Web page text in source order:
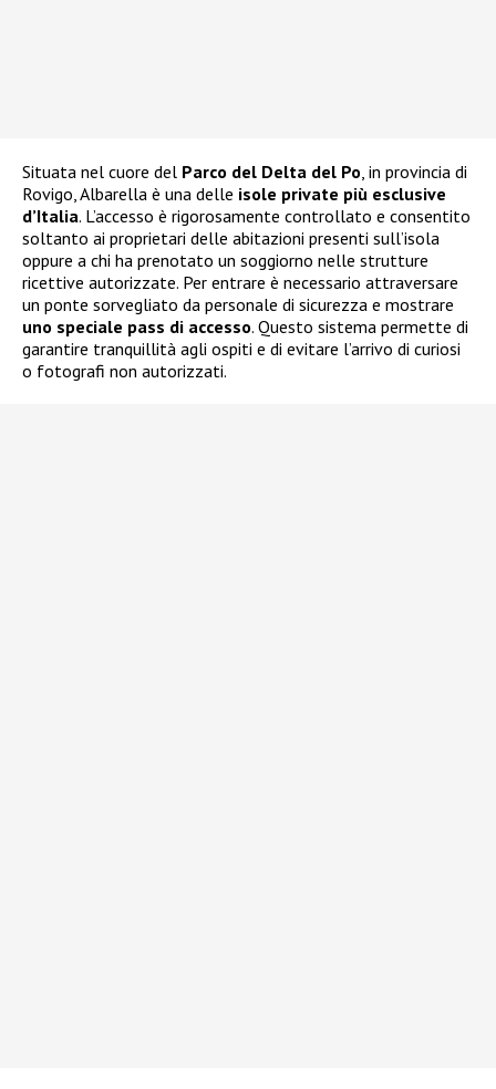
Situata nel cuore del Parco del Delta del Po, in provincia di
Rovigo, Albarella è una delle isole private più esclusive
d’Italia. L’accesso è rigorosamente controllato e consentito
soltanto ai proprietari delle abitazioni presenti sull’isola
oppure a chi ha prenotato un soggiorno nelle strutture
ricettive autorizzate. Per entrare è necessario attraversare
un ponte sorvegliato da personale di sicurezza e mostrare
uno speciale pass di accesso. Questo sistema permette di
garantire tranquillità agli ospiti e di evitare l’arrivo di curiosi
o fotografi non autorizzati.